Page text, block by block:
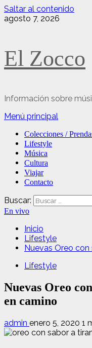
Saltar al contenido
agosto 7, 2026
El Zocco
Información sobre
Menú principal
Colecciones /
Lifestyle
Música
Cultura
Viajar
Contacto
Buscar:
En vivo
Inicio
Lifestyle
Nuevas Oreo
Lifestyle
Nuevas Oreo
en camino
admin enero 5, 2020 1